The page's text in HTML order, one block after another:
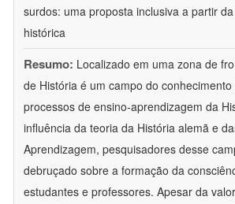
surdos: uma proposta inclusiva a partir
histórica
Resumo: Localizado em uma zona de
de História é um campo do
processos de ensino-aprendizagem da
influência da teoria da História alemã e
Aprendizagem, pesquisadores desse
debruçado sobre a formação da
estudantes e professores. Apesar da